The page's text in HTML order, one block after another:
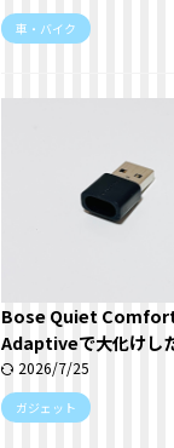
車・バイク
Bose Quiet
Adaptiveで大化けし
2026/7/25
ガジェット